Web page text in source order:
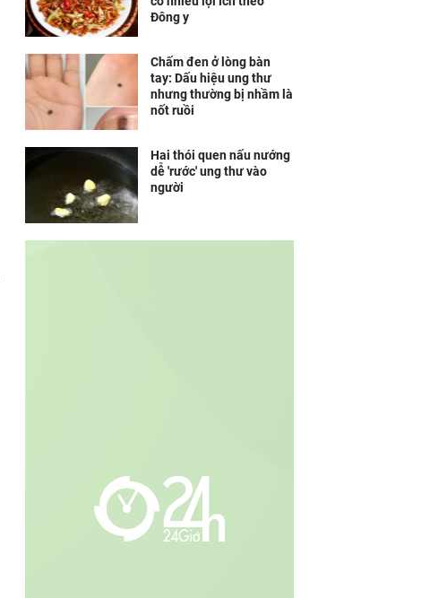
Đông y
Chấm đen ở lòng bàn
tay: Dấu hiệu ung thư
nhưng thường bị nhầm là
nốt ruồi
Hai thói quen nấu nướng
dễ 'rước' ung thư vào
người